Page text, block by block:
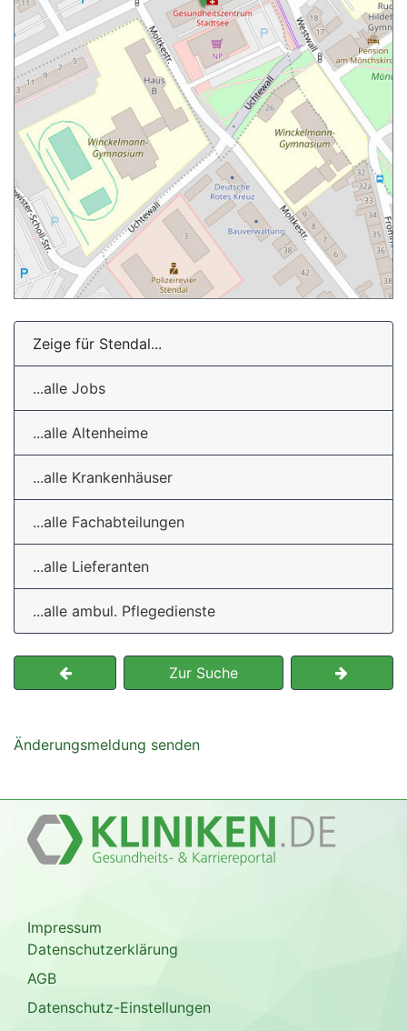
Zeige für Stendal...
...alle Jobs
...alle Altenheime
...alle Krankenhäuser
...alle Fachabteilungen
...alle Lieferanten
...alle ambul. Pflegedienste
Zur Suche
Änderungsmeldung senden
Impressum
Datenschutzerklärung
AGB
Datenschutz-Einstellungen